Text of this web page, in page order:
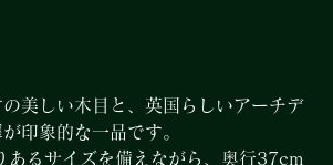
美しい木目と、英国らしいアーチデ
印象的な一品です。
あるサイズを備えながら、奥行37cm